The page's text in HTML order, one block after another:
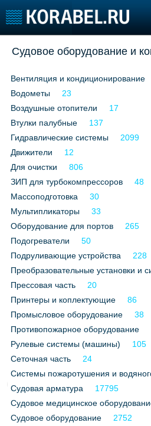
Пульс
Новости
Компании
Репутация
Работа
Крюинг
Журнал
Реклама
Доска
Конференции
Выставки и семинары
Личности
Словарь
Судовое оборудование и
Вентиляция и кондиционирование
Водометы
23
Воздушные отопители
17
Втулки палубные
137
Гидравлические системы
2099
Движители
12
Для очистки
806
ЗИП для турбокомпрессоров
48
Массоподготовка
30
Мультипликаторы
33
Оборудование для портов
265
Подогреватели
50
Подруливающие устройства
228
Преобразовательные установки и
Прессовая часть
20
Принтеры и коплектующие
86
Промысловое оборудование
38
Противопожарное оборудование
Рулевые системы (машины)
105
Сеточная часть
24
Системы пожаротушения и
Судовая арматура
17795
Судовое медицинское
Судовое оборудование
2752